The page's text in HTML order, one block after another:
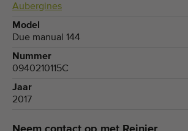
Aubergines
Model
Due manual 144
Nummer
0940210115C
Jaar
2017